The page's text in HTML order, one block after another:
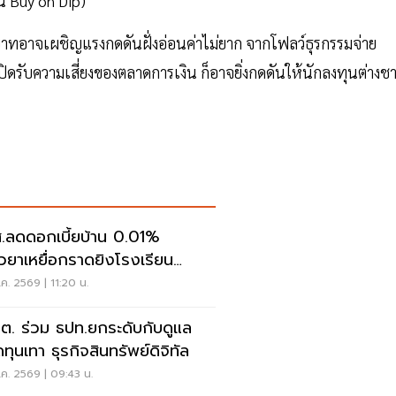
ทอาจเผชิญแรงกดดันฝั่งอ่อนค่าไม่ยาก จากโฟลว์ธุรกรรมจ่าย
บความเสี่ยงของตลาดการเงิน ก็อาจยิ่งกดดันให้นักลงทุนต่างช
ลดดอกเบี้ยบ้าน 0.01%
ยาเหยื่อกราดยิงโรงเรียน
ทบุรี
. 2569 | 11:20 น.
. ร่วม ธปท.ยกระดับกับดูแล
นเทา ธุรกิจสินทรัพย์ดิจิทัล
. 2569 | 09:43 น.